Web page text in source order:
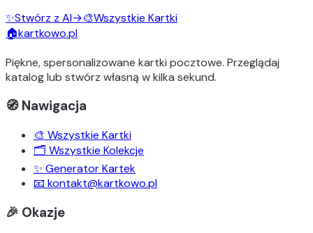
✨Stwórz z AI→🎨Wszystkie Kartki
🏠kartkowo.pl
Piękne, spersonalizowane kartki pocztowe. Przeglądaj
katalog lub stwórz własną w kilka sekund.
🧭 Nawigacja
🎨 Wszystkie Kartki
🗂️ Wszystkie Kolekcje
✨ Generator Kartek
📧 kontakt@kartkowo.pl
🎉 Okazje